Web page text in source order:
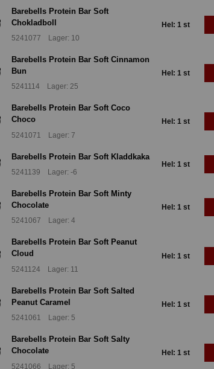
Barebells Protein Bar Soft
Chokladboll
5241077 Lager: 10
Hel: 1 st
Barebells Protein Bar Soft Cinnamon
Bun
5241114 Lager: 25
Hel: 1 st
Barebells Protein Bar Soft Coco
Choco
5241071 Lager: 7
Hel: 1 st
Barebells Protein Bar Soft Kladdkaka
5241139 Lager: -6
Hel: 1 st
Barebells Protein Bar Soft Minty
Chocolate
5241067 Lager: 4
Hel: 1 st
Barebells Protein Bar Soft Peanut
Cloud
5241124 Lager: 11
Hel: 1 st
Barebells Protein Bar Soft Salted
Peanut Caramel
5241061 Lager: 5
Hel: 1 st
Barebells Protein Bar Soft Salty
Chocolate
5241066 Lager: 5
Hel: 1 st